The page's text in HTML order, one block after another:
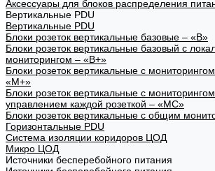
Аксессуары для блоков распределения
Вертикальные PDU
Вертикальные PDU
Блоки розеток вертикальные базовые – «В»
Блоки розеток вертикальные базовый с
мониторингом – «В+»
Блоки розеток вертикальные с
«М+»
Блоки розеток вертикальные с
управлением каждой розеткой – «МС»
Блоки розеток вертикальные с общим
Горизонтальные PDU
Система изоляции коридоров ЦОД
Микро ЦОД
Источники бесперебойного питания